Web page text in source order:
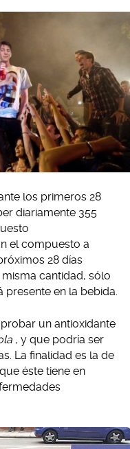
los primeros 28
diariamente 355
el compuesto a
28 días
cantidad, sólo
presente en la bebida.
un antioxidante
, y que podría ser
La finalidad es la de
éste tiene en